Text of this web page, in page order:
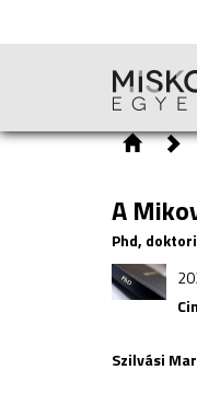
A
Phd,
Szilvási